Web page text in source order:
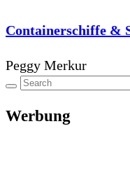
Containerschiffe &
Peggy Merkur
Werbung